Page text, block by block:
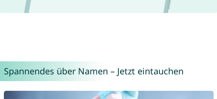
Spannendes über Namen – Jetzt eintauchen